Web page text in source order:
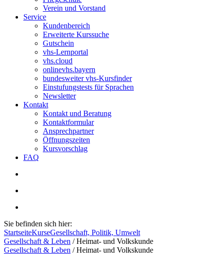
Verein und Vorstand
Service
Kundenbereich
Erweiterte Kurssuche
Gutschein
vhs-Lernportal
vhs.cloud
onlinevhs.bayern
bundesweiter vhs-Kursfinder
Einstufungstests für Sprachen
Newsletter
Kontakt
Kontakt und Beratung
Kontaktformular
Ansprechpartner
Öffnungszeiten
Kursvorschlag
FAQ
Sie befinden sich hier:
StartseiteKurseGesellschaft, Politik, Umwelt
Gesellschaft & Leben /Heimat- und Volkskunde
Gesellschaft & Leben /Heimat- und Volkskunde